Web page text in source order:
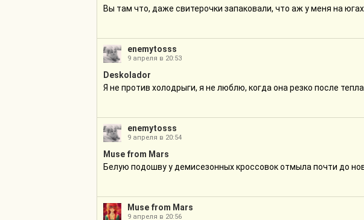
Вы там что, даже свитерочки запаковали, что аж у меня на
enemytosss
9 апреля в 20:53
Deskolador
Я не против холодрыги, я не люблю, когда она резко после
enemytosss
9 апреля в 20:54
Muse from Mars
Белую подошву у демисезонных кроссовок отмыла почти до
Muse from Mars
9 апреля в 20:56